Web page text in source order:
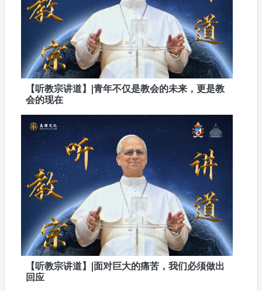
【听教宗讲道】|青年不仅是教会的未来，更是教
会的现在
【听教宗讲道】|面对巨大的痛苦，我们必须做出
回应